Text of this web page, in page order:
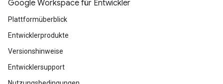
Google Workspace für Entwickler
Plattformüberblick
Entwicklerprodukte
Versionshinweise
Entwicklersupport